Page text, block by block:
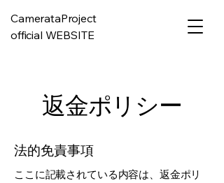
CamerataProject
official WEBSITE
返金ポリシー
法的免責事項
ここに記載されている内容は、返金ポリ